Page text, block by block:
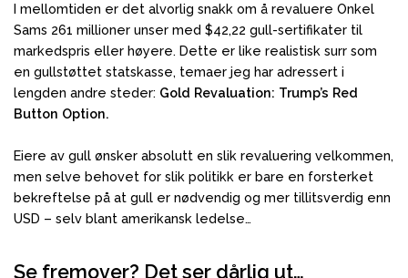
I mellomtiden er det alvorlig snakk om å revaluere Onkel
Sams 261 millioner unser med $42,22 gull-sertifikater til
markedspris eller høyere. Dette er like realistisk surr som
en gullstøttet statskasse, temaer jeg har adressert i
lengden andre steder: Gold Revaluation: Trump’s Red
Button Option.
Eiere av gull ønsker absolutt en slik revaluering velkommen,
men selve behovet for slik politikk er bare en forsterket
bekreftelse på at gull er nødvendig og mer tillitsverdig enn
USD – selv blant amerikansk ledelse…
Se fremover? Det ser dårlig ut…